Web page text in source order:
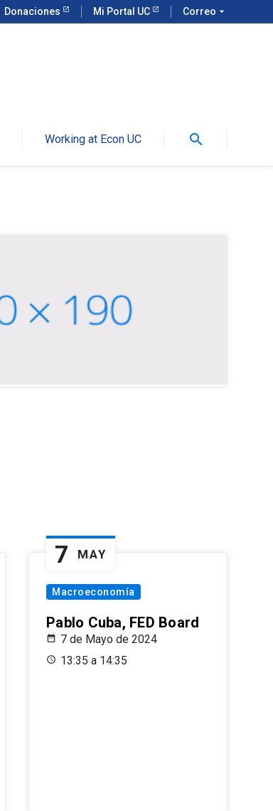
Donaciones Mi Portal UC Correo arrow_drop_down
Working at Econ UC search
7 MAY
Macroeconomía
Pablo Cuba, FED Board
7 de Mayo de 2024
13:35 a 14:35